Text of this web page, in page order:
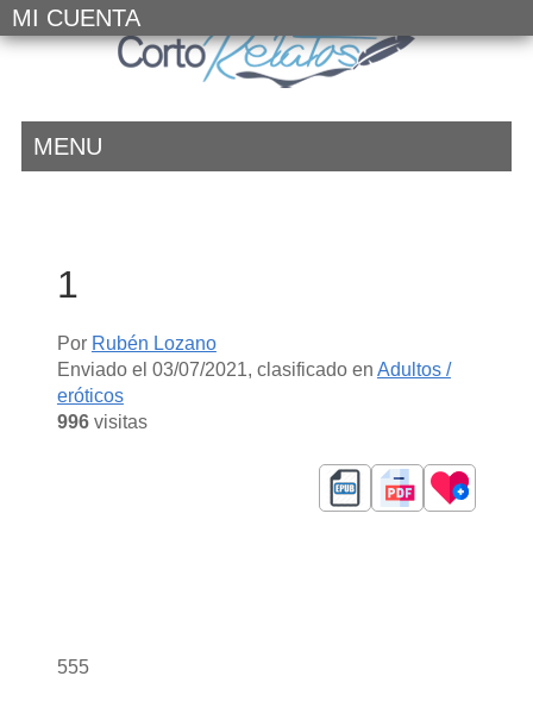
MI CUENTA
MENU
1
Por Rubén Lozano
Enviado el 03/07/2021, clasificado en Adultos /
eróticos
996visitas
555